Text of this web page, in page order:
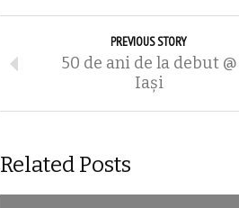
PREVIOUS STORY
50 de ani de la debut @
Iași
Related Posts